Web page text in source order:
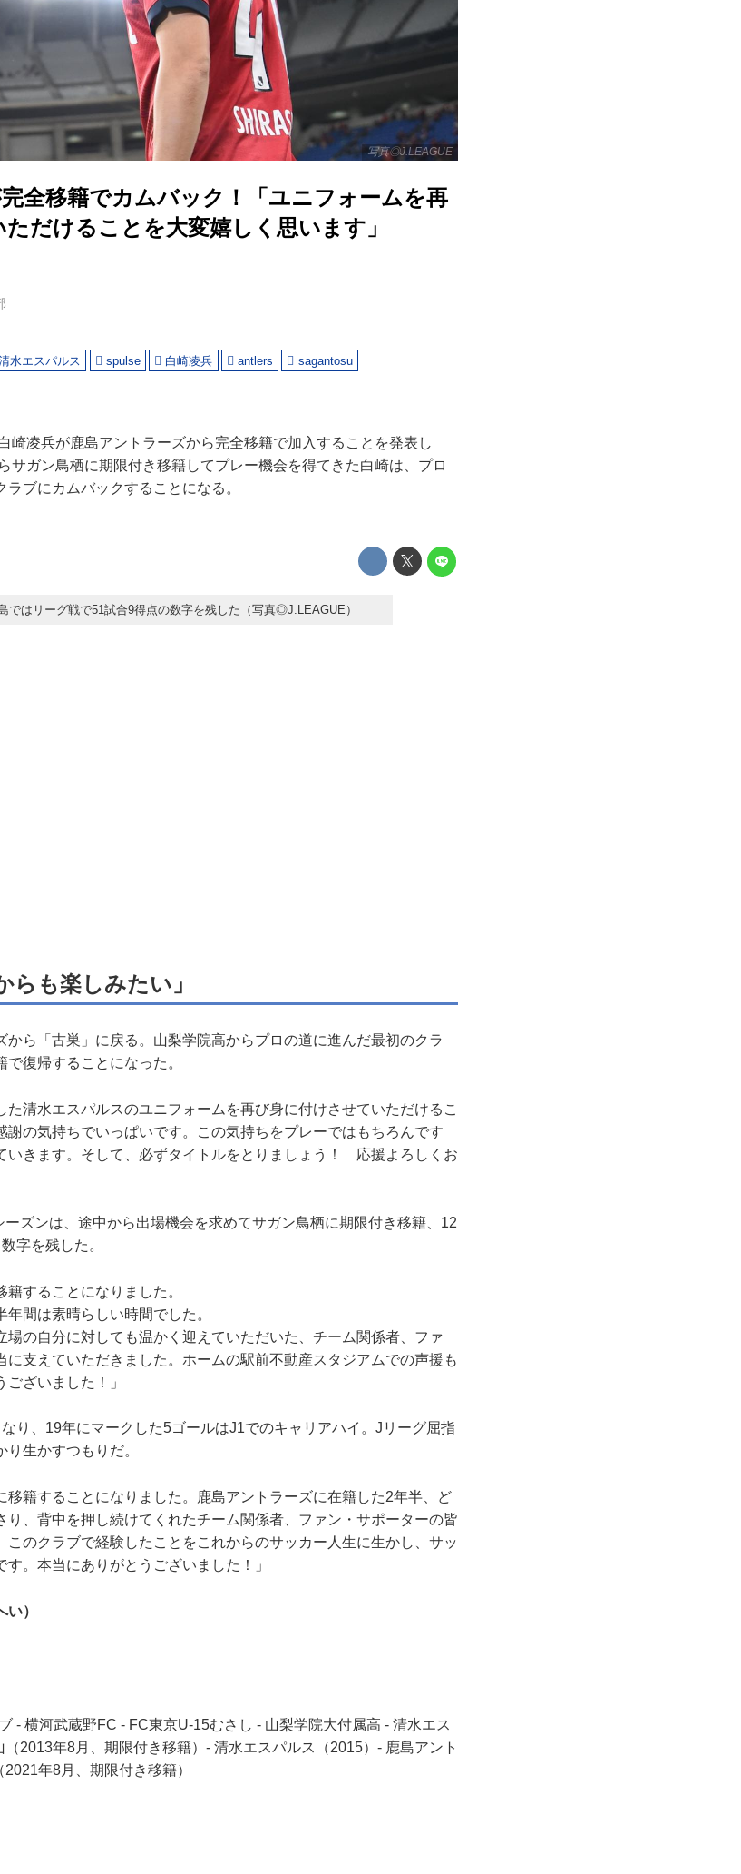
写真◎J.LEAGUE
完全移籍でカムバック！「ユニフォームを再
だけることを大変嬉しく思います」
水エスパルス spulse 白崎凌兵 antlers
sagantosu
崎凌兵が鹿島アントラーズから完全移籍で加入することを発表し
サガン鳥栖に期限付き移籍してプレー機会を得てきた白崎は、プロ
ブにカムバックすることになる。
ではリーグ戦で51試合9得点の数字を残した（写真◎J.LEAGUE）
らも楽しみたい」
ら「古巣」に戻る。山梨学院高からプロの道に進んだ最初のクラ
復帰することになった。
た清水エスパルスのユニフォームを再び身に付けさせていただけるこ
謝の気持ちでいっぱいです。この気持ちをプレーではもちろんです
いきます。そして、必ずタイトルをとりましょう！ 応援よろしくお
ズンは、途中から出場機会を求めてサガン鳥栖に期限付き移籍、12
字を残した。
籍することになりました。
間は素晴らしい時間でした。
の自分に対しても温かく迎えていただいた、チーム関係者、ファ
に支えていただきました。ホームの駅前不動産スタジアムでの声援も
ざいました！」
り、19年にマークした5ゴールはJ1でのキャリアハイ。Jリーグ屈指
生かすつもりだ。
移籍することになりました。鹿島アントラーズに在籍した2年半、ど
り、背中を押し続けてくれたチーム関係者、ファン・サポーターの皆
このクラブで経験したことをこれからのサッカー人生に生かし、サッ
。本当にありがとうございました！」
）
- 横河武蔵野FC - FC東京U-15むさし - 山梨学院大付属高 - 清水エス
2013年8月、期限付き移籍）- 清水エスパルス（2015）- 鹿島アント
年8月、期限付き移籍）